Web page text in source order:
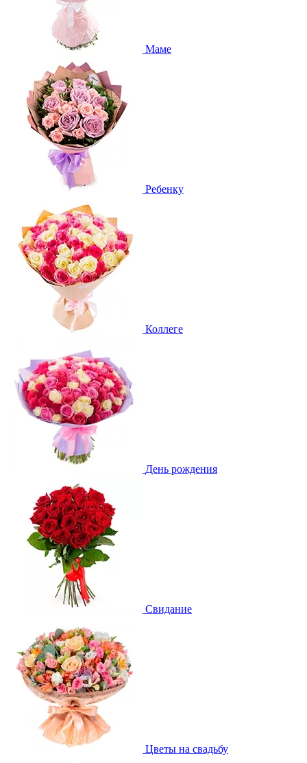
Маме
Ребенку
Коллеге
День рождения
Свидание
Цветы на свадьбу